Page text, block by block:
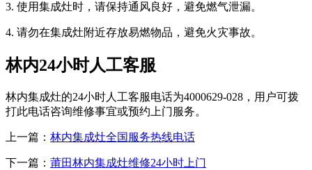
3. 使用集成灶时，请保持通风良好，避免燃气泄漏。
4. 请勿在集成灶附近存放易燃物品，避免火灾事故。
林内24小时人工客服
林内集成灶的24小时人工客服电话为4000629-028，用户可拨
打此电话咨询维修事宜或预约上门服务。
上一篇： 林内集成灶全国服务热线电话
下一篇： 莆田林内集成灶维修24小时上门